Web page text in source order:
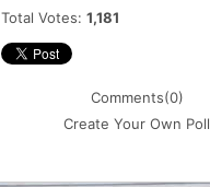
Total Votes: 1,181
Comments(0)
Create Your Own Poll